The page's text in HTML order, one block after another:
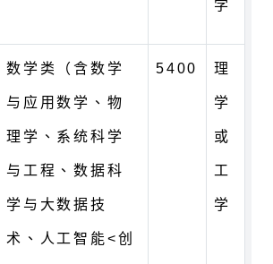
学
数学类（含数学
与应用数学、物
理学、系统科学
与工程、数据科
学与大数据技
术、人工智能<创
5400 理
学
或
工
学